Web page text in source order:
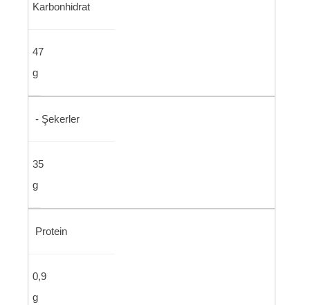
Karbonhidrat
47
g
- Şekerler
35
g
Protein
0,9
g